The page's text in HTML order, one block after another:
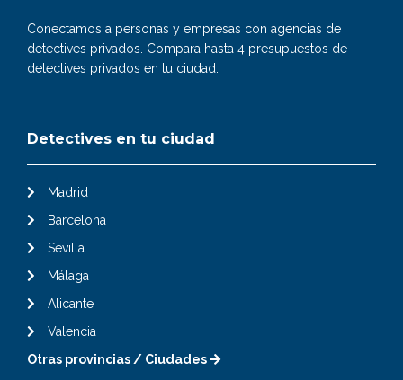
Conectamos a personas y empresas con agencias de
detectives privados. Compara hasta 4 presupuestos de
detectives privados en tu ciudad.
Detectives en tu ciudad
Madrid
Barcelona
Sevilla
Málaga
Alicante
Valencia
Otras provincias / Ciudades